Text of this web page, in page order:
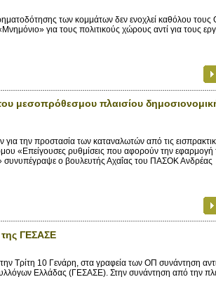
των κομμάτων δεν ενοχλεί καθόλου τους
για τους πολιτικούς χώρους αντί για τους
μεσοπρόθεσμου πλαισίου
την προστασία των καταναλωτών από τις
«Επείγουσες ρυθμίσεις που αφορούν την εφαρμογή
συνυπέγραψε ο βουλευτής Αχαΐας του ΠΑΣΟΚ Ανδρέας
ΓΕΣΑΣΕ
την Τρίτη 10 Γενάρη, στα γραφεία των ΟΠ συνάντηση
Ελλάδας (ΓΕΣΑΣΕ). Στην συνάντηση από την